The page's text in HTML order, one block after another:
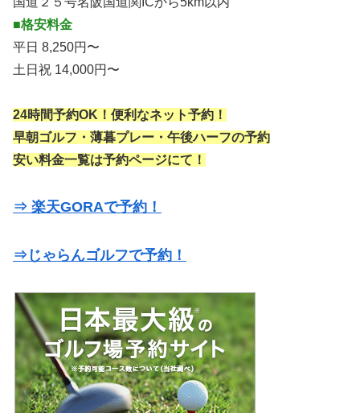
■格安料金
平日 8,250円〜
土日祝 14,000円〜
24時間予約OK！便利なネット予約！
早朝ゴルフ・薄暮プレー・午後ハーフの予約
安い料金一覧は予約ページにて！
⇒ 楽天GORAで予約！
⇒じゃらんゴルフで予約！